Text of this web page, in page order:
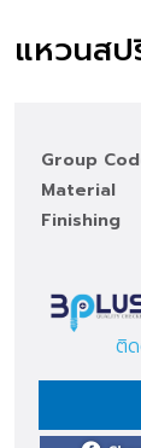
แหวนสป
Group
Material
Finishing
ติ